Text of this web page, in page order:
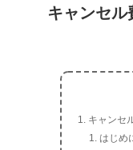
キャンセル
キャンセ
はじめ